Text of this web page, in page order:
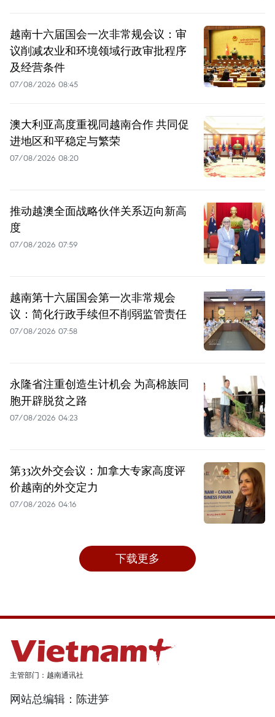
越南十六届国会一次非常规会议：审
议削减农业和环境领域行政审批程序
及经营条件
07/08/2026 08:45
澳大利亚高度重视同越南合作 共同促
进地区和平稳定与繁荣
07/08/2026 08:20
推动越澳全面战略伙伴关系迈向新高
度
07/08/2026 07:59
越南第十六届国会第一次非常规会
议：简化行政手续但不削弱监管责任
07/08/2026 07:58
永隆省注重创造生计机会 为高棉族同
胞开辟脱贫之路
07/08/2026 04:23
第33次外交会议：加拿大专家高度评
价越南的外交定力
07/08/2026 04:16
下载更多
主管部门：越南通讯社
网站总编辑：陈进笋